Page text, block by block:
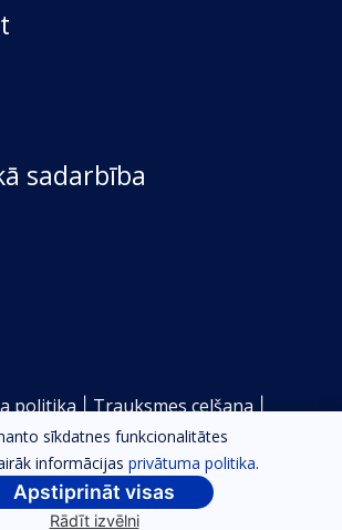
sadarbība
politika Trauksmes celšana
ziņojums
Universitāte, Visas tiesības
aizsargātas.
sīkdatnes funkcionalitātes
informācijas privātuma politika.
Apstiprināt visas
Rādīt izvēlni